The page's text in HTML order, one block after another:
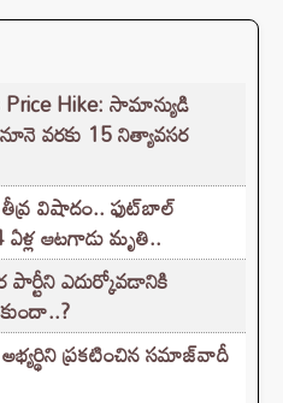
Price Hike: సామాన్యుడి
నూనె వరకు 15 నిత్యావసర
తీవ్ర విషాదం.. ఫుట్‌బాల్
ఆటగాడు మృతి..
ఎదుర్కోవడానికి
ప్రకటించిన సమాజ్‌వాదీ